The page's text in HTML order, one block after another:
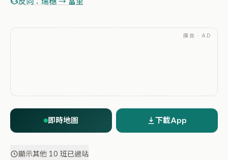
廣告 · AD
即時地圖 下載App
顯示其他 10 班已過站